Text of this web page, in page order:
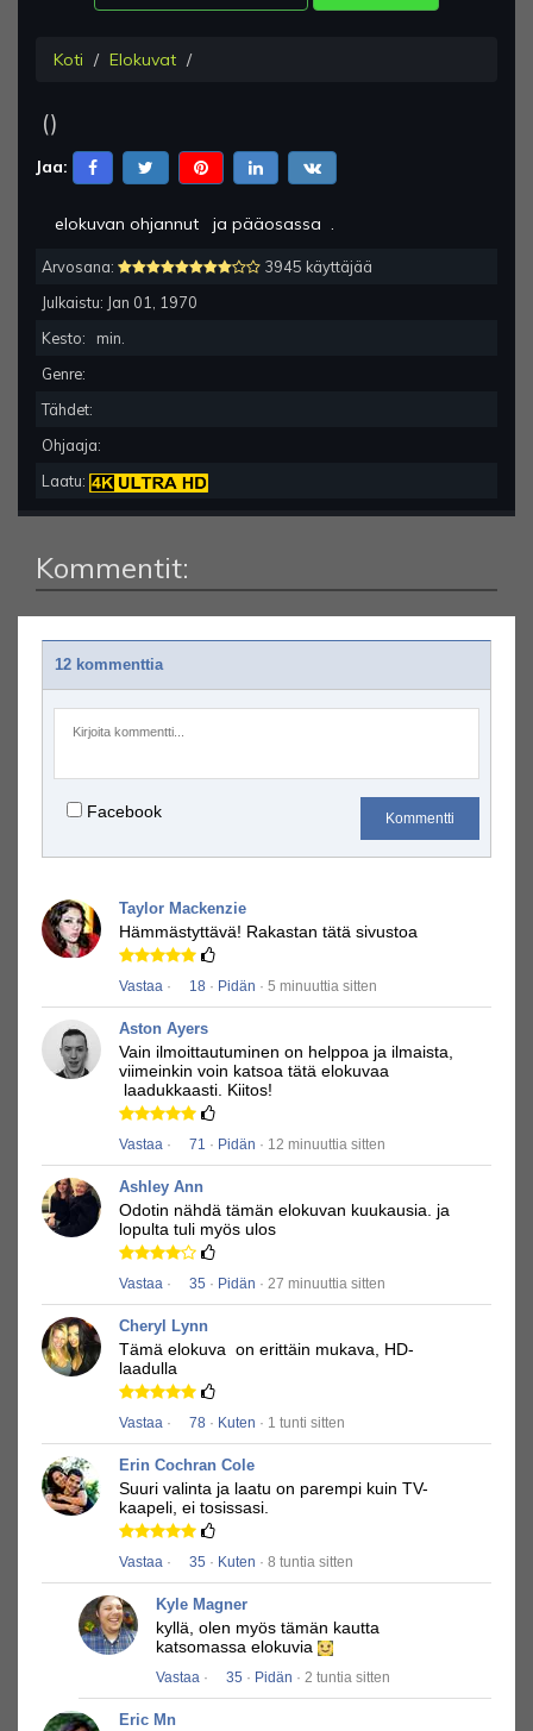
Koti Elokuvat
()
Jaa:
elokuvan ohjannut ja pääosassa .
Arvosana:
3945 käyttäjää
Julkaistu: Jan 01, 1970
Kesto:
min.
Genre:
Tähdet:
Ohjaaja:
Laatu:
Kommentit:
12 kommenttia
Facebook Kommentti
Taylor Mackenzie
Hämmästyttävä! Rakastan tätä sivustoa
Vastaa · 18 · Pidän · 5 minuuttia sitten
Aston Ayers
Vain ilmoittautuminen on helppoa ja ilmaista,
viimeinkin voin katsoa tätä elokuvaa
laadukkaasti. Kiitos!
Vastaa · 71 · Pidän · 12 minuuttia sitten
Ashley Ann
Odotin nähdä tämän elokuvan kuukausia. ja
lopulta tuli myös ulos
Vastaa · 35 · Pidän · 27 minuuttia sitten
Cheryl Lynn
Tämä elokuva on erittäin mukava, HD-
laadulla
Vastaa · 78 · Kuten · 1 tunti sitten
Erin Cochran Cole
Suuri valinta ja laatu on parempi kuin TV-
kaapeli, ei tosissasi.
Vastaa · 35 · Kuten · 8 tuntia sitten
Kyle Magner
kyllä, olen myös tämän kautta
katsomassa elokuvia
Vastaa · 35 · Pidän · 2 tuntia sitten
Eric Mn